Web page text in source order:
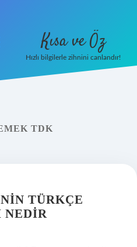
Kısa ve Öz
Hızlı bilgilerle zihnini canlandır!
TDK
TÜRKÇE
NEDIR